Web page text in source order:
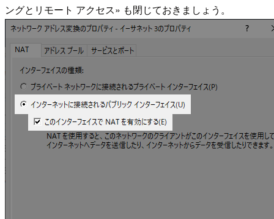
ングとリモート アクセス» も閉じておきましょう。